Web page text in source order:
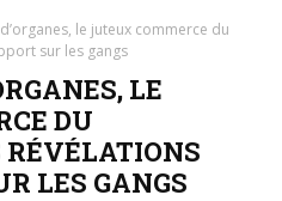
le juteux commerce du
sur les gangs
LE
DU
LES GANGS